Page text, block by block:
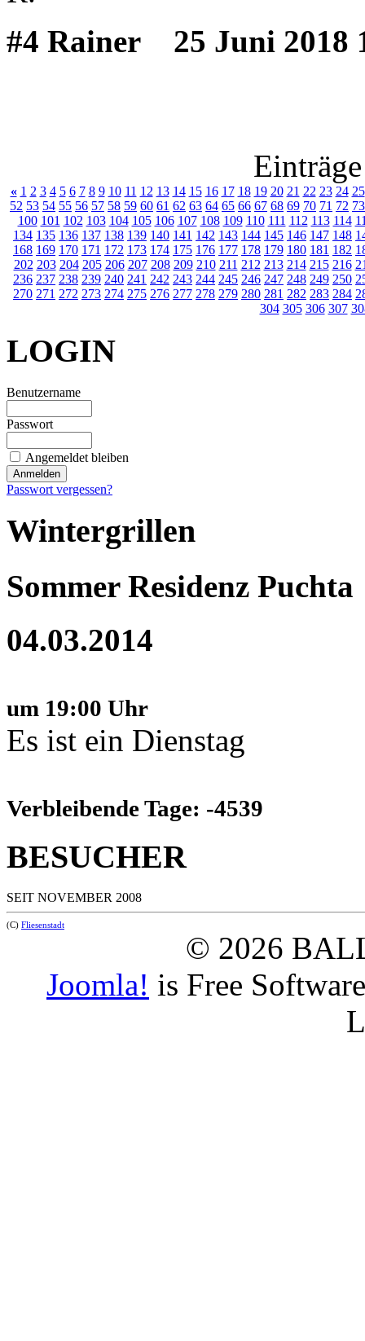
#4 Rainer
25 Juni 2018
« 1 2 3 4 5 6 7 8 9 10 11 12 13 14 15 16 17 18 19 20 21 22 23 24 25
52 53 54 55 56 57 58 59 60 61 62 63 64 65 66 67 68 69 70 71 72 73
100 101 102 103 104 105 106 107 108 109 110 111 112 113 114
134 135 136 137 138 139 140 141 142 143 144 145 146 147 148
168 169 170 171 172 173 174 175 176 177 178 179 180 181 182
202 203 204 205 206 207 208 209 210 211 212 213 214 215 216
236 237 238 239 240 241 242 243 244 245 246 247 248 249 250
270 271 272 273 274 275 276 277 278 279 280 281 282 283 284
304 305 306 307
LOGIN
Benutzername
Passwort
Angemeldet bleiben
Passwort vergessen?
Wintergrillen
Sommer Residenz Puchta
04.03.2014
um 19:00 Uhr
Es ist ein Dienstag
Verbleibende Tage: -4539
BESUCHER
SEIT NOVEMBER 2008
(C) Fliesenstadt
© 2026
Joomla! is Free